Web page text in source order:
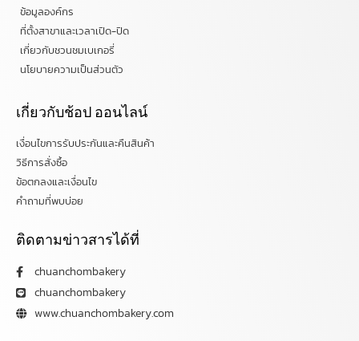
ข้อมูลองค์กร
ที่ตั้งสาขาและเวลาเปิด-ปิด
เกี่ยวกับชวนชมเบเกอรี่
นโยบายความเป็นส่วนตัว
เกี่ยวกับช้อป ออนไลน์
เงื่อนไขการรับประกันและคืนสินค้า
วิธีการสั่งซื้อ
ข้อตกลงและเงื่อนไข
คำถามที่พบบ่อย
ติดตามข่าวสารได้ที่
chuanchombakery
chuanchombakery
www.chuanchombakery.com